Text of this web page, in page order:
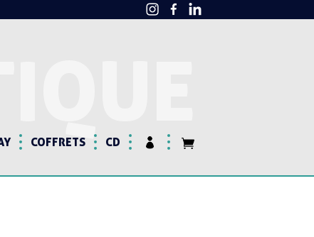
COFFRETS CD